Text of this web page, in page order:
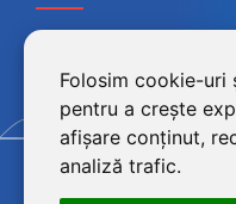
Folosim cookie-uri
pentru a crește
afișare conținut,
analiză trafic.